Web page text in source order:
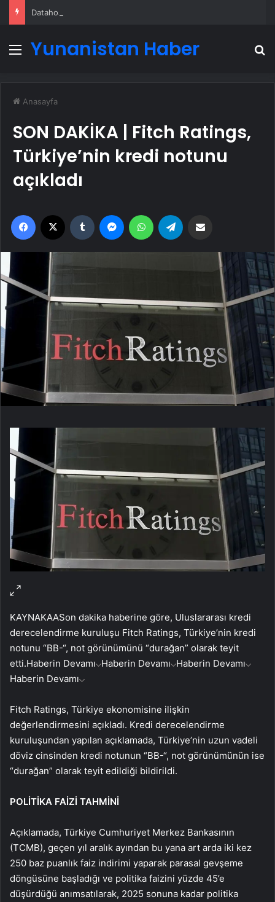
Datahost İle Güvenilir Sunucu Hizmetleri
Menü
Yunanistan Haber
Anasayfa
SON DAKİKA | Fitch Ratings,
Türkiye’nin kredi notunu
açıkladı
Facebook Tumblr MessengerWhatsApp
KAYNAKAASon dakika haberine göre, Uluslararası kredi
derecelendirme kuruluşu Fitch Ratings, Türkiye’nin kredi
notunu “BB-“, not görünümünü “durağan” olarak teyit
etti.Haberin Devamı Haberin Devamı Haberin Devamı
Haberin Devamı
Fitch Ratings, Türkiye ekonomisine ilişkin
değerlendirmesini açıkladı. Kredi derecelendirme
kuruluşundan yapılan açıklamada, Türkiye’nin uzun vadeli
döviz cinsinden kredi notunun “BB-“, not görünümünün ise
“durağan” olarak teyit edildiği bildirildi.
POLİTİKA FAİZİ TAHMİNİ
Açıklamada, Türkiye Cumhuriyet Merkez Bankasının
(TCMB), geçen yıl aralık ayından bu yana art arda iki kez
250 baz puanlık faiz indirimi yaparak parasal gevşeme
döngüsüne başladığı ve politika faizini yüzde 45’e
düşürdüğü anımsatılarak, 2025 sonuna kadar politika